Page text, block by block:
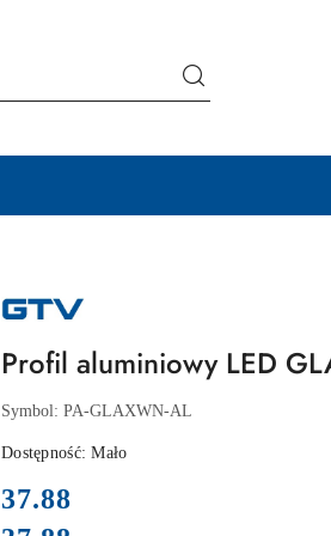
NAZWA
PRODUCENTA:
Profil aluminiowy LED
Symbol: PA-GLAXWN-AL
Dostępność:Mało
cena:
37.88